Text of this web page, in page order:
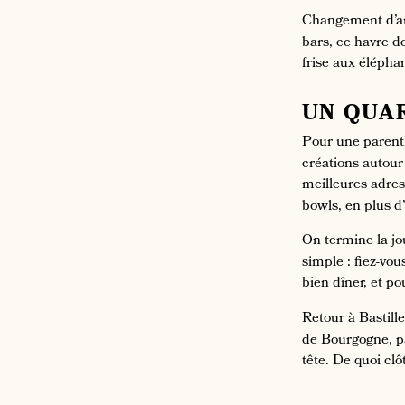
Changement
bars, ce havre
frise aux
UN
Pour une
créations
meilleures
bowls, en plus
On termine la
simple : fiez-
bien dîner, et
Retour à
de Bourgogne,
tête. De quoi